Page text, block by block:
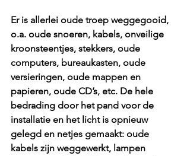
Er is allerlei oude troep weggegooid,
o.a. oude snoeren, kabels, onveilige
kroonsteentjes, stekkers, oude
computers, bureaukasten, oude
versieringen, oude mappen en
papieren, oude CD’s, etc. De hele
bedrading door het pand voor de
installatie en het licht is opnieuw
gelegd en netjes gemaakt: oude
kabels zijn weggewerkt, lampen